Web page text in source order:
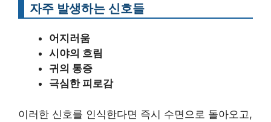
자주 발생하는 신호들
어지러움
시야의 흐림
귀의 통증
극심한 피로감
이러한 신호를 인식한다면 즉시 수면으로 돌아오고,